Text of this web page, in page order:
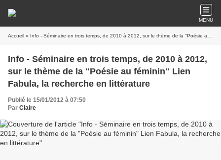
MENU
Accueil » Info - Séminaire en trois temps, de 2010 à 2012, sur le thème de la "Poésie au féminin" Lien Fabula, la recherche en littérature
Info - Séminaire en trois temps, de 2010 à 2012,
sur le thème de la "Poésie au féminin" Lien
Fabula, la recherche en littérature
Publié le 15/01/2012 à 07:50
Par Claire